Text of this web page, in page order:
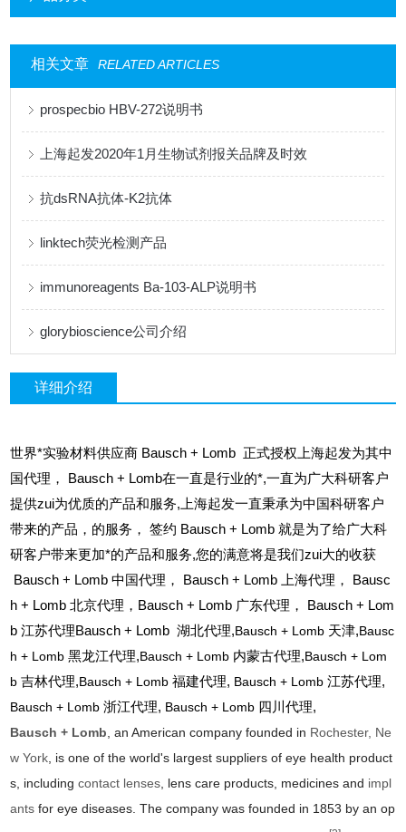
相关文章 RELATED ARTICLES
prospecbio HBV-272说明书
上海起发2020年1月生物试剂报关品牌及时效
抗dsRNA抗体-K2抗体
linktech荧光检测产品
immunoreagents Ba-103-ALP说明书
glorybioscience公司介绍
详细介绍
世界*实验材料供应商 Bausch + Lomb 正式授权上海起发为其中
国代理， Bausch + Lomb在一直是行业的*,一直为广大科研客户
提供zui为优质的产品和服务,上海起发一直秉承为中国科研客户
带来的产品，的服务，
签约 Bausch + Lomb 就是为了给广大科
研客户带来更加*的产品和服务,您的满意将是我们zui大的收获
Bausch + Lomb中国代理， Bausch + Lomb 上海代理， Bausc
h + Lomb 北京代理，Bausch + Lomb 广东代理， Bausch + Lom
b 江苏代理Bausch + Lomb 湖北代理,Bausch + Lomb 天津,Bausc
h + Lomb 黑龙江代理,Bausch + Lomb 内蒙古代理,Bausch + Lom
b吉林代理,Bausch + Lomb福建代理, Bausch + Lomb 江苏代理,
Bausch + Lomb 浙江代理, Bausch + Lomb 四川代理,
Bausch + Lomb , an American company founded in Rochester, Ne
w York , is one of the world's largest suppliers of eye health product
s, includingcontact lenses , lens care products, medicines and impl
ants for eye diseases. The company was founded in 1853 by an op